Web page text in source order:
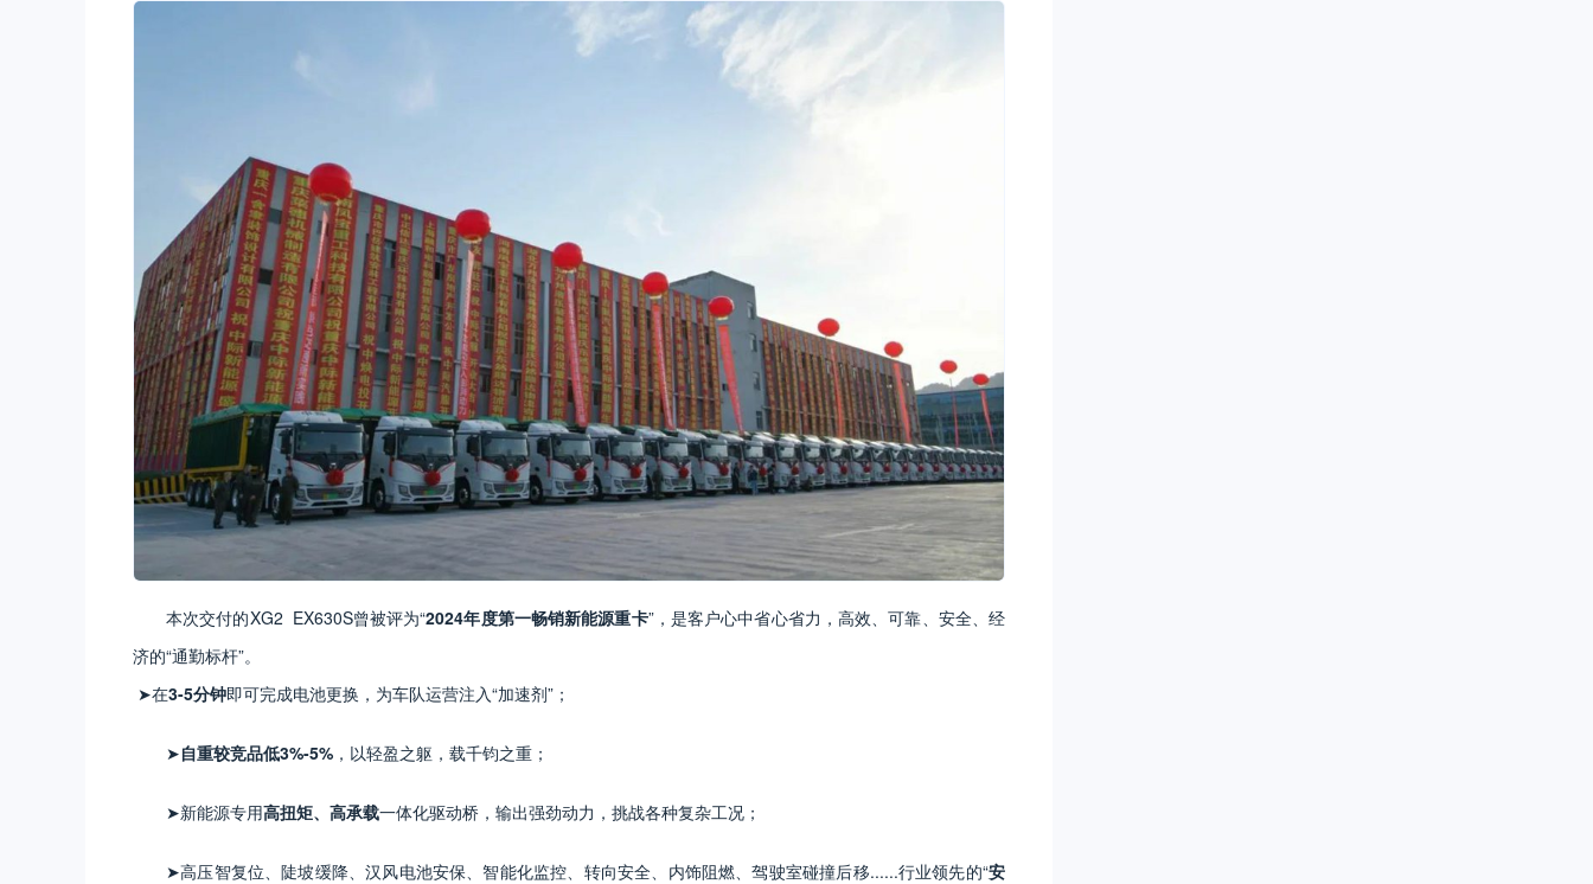
本次交付的XG2 EX630S曾被评为“2024年度第一畅销新能源重卡”，是客户心中省心省力，高效、可靠、安全、经
济的“通勤标杆”。
➤在3-5分钟即可完成电池更换，为车队运营注入“加速剂”；
➤自重较竞品低3%-5% ，以轻盈之躯，载千钧之重；
➤新能源专用高扭矩、高承载一体化驱动桥，输出强劲动力，挑战各种复杂工况；
➤高压智复位、陡坡缓降、汉风电池安保、智能化监控、转向安全、内饰阻燃、驾驶室碰撞后移......行业领先的“安